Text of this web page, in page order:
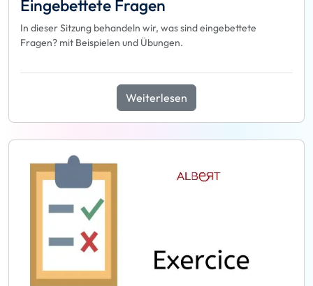
Eingebettete Fragen
In dieser Sitzung behandeln wir, was sind eingebettete
Fragen? mit Beispielen und Übungen.
Weiterlesen